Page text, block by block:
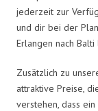
jederzeit zur
und dir bei der
Erlangen nach
Zusätzlich zu
attraktive Preise,
verstehen, dass